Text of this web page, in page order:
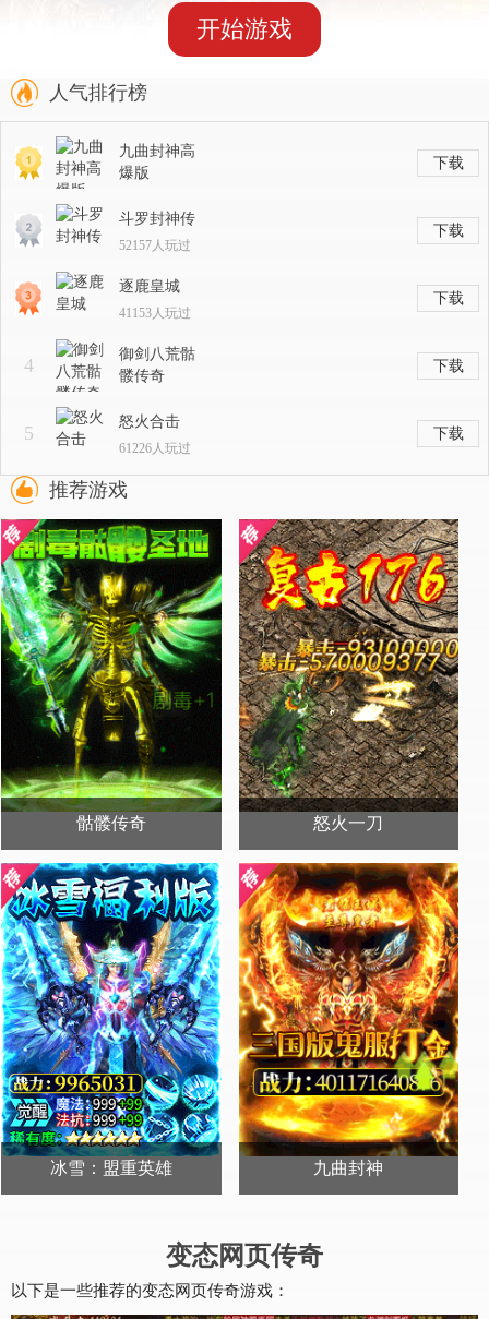
开始游戏
人气排行榜
九曲封神高
爆版
下载
斗罗封神传
52157人玩过
下载
逐鹿皇城
41153人玩过
下载
4
御剑八荒骷
髅传奇
下载
5
怒火合击
61226人玩过
下载
推荐游戏
骷髅传奇
送500首冲 开始游戏
怒火一刀
送1000首冲 开始游戏
冰雪：盟重英雄 九曲封神
变态网页传奇
以下是一些推荐的变态网页传奇游戏：